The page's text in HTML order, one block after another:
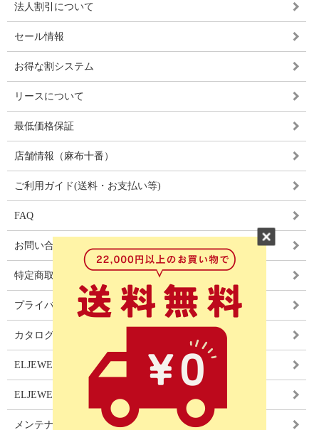
法人割引について
セール情報
お得な割システム
リースについて
最低価格保証
店舗情報（麻布十番）
ご利用ガイド(送料・お支払い等)
FAQ
お問い合わせ
特定商取引法に基づく表記
プライバシーポリシー
カタログ
ELJEWEL LIGHITNG
ELJEWEL カーテン
メンテナンス